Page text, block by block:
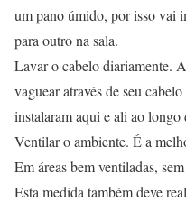
um pano úmido, por isso vai
para outro na sala.
Lavar o cabelo diariamente.
vaguear através de seu
instalaram aqui e ali ao longo
Ventilar o ambiente. É a
Em áreas bem ventiladas,
Esta medida também deve